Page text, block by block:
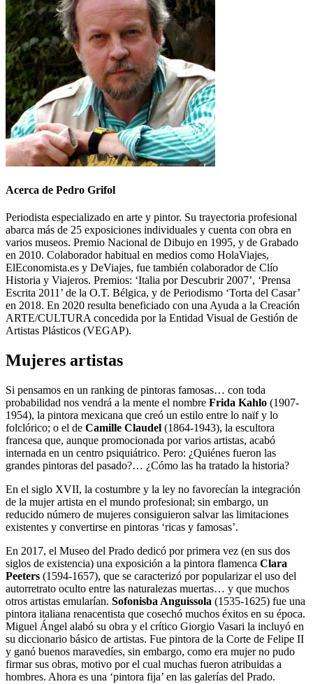
Acerca de Pedro Grifol
Periodista especializado en arte y pintor. Su trayectoria profesional
abarca más de 25 exposiciones individuales y cuenta con obra en
varios museos. Premio Nacional de Dibujo en 1995, y de Grabado
en 2010. Colaborador habitual en medios como HolaViajes,
ElEconomista.es y DeViajes, fue también colaborador de Clío
Historia y Viajeros. Premios: ‘Italia por Descubrir 2007’, ‘Prensa
Escrita 2011’ de la O.T. Bélgica, y de Periodismo ‘Torta del Casar’
en 2018. En 2020 resulta beneficiado con una Ayuda a la Creación
ARTE/CULTURA concedida por la Entidad Visual de Gestión de
Artistas Plásticos (VEGAP).
Mujeres artistas
Si pensamos en un ranking de pintoras famosas… con toda
probabilidad nos vendrá a la mente el nombre Frida Kahlo (1907-
1954), la pintora mexicana que creó un estilo entre lo naïf y lo
folclórico; o el de Camille Claudel (1864-1943), la escultora
francesa que, aunque promocionada por varios artistas, acabó
internada en un centro psiquiátrico. Pero: ¿Quiénes fueron las
grandes pintoras del pasado?… ¿Cómo las ha tratado la historia?
En el siglo XVII, la costumbre y la ley no favorecían la integración
de la mujer artista en el mundo profesional; sin embargo, un
reducido número de mujeres consiguieron salvar las limitaciones
existentes y convertirse en pintoras ‘ricas y famosas’.
En 2017, el Museo del Prado dedicó por primera vez (en sus dos
siglos de existencia) una exposición a la pintora flamenca Clara
Peeters (1594-1657), que se caracterizó por popularizar el uso del
autorretrato oculto entre las naturalezas muertas… y que muchos
otros artistas emularían. Sofonisba Anguissola (1535-1625) fue una
pintora italiana renacentista que cosechó muchos éxitos en su época.
Miguel Ángel alabó su obra y el crítico Giorgio Vasari la incluyó en
su diccionario básico de artistas. Fue pintora de la Corte de Felipe II
y ganó buenos maravedíes, sin embargo, como era mujer no pudo
firmar sus obras, motivo por el cual muchas fueron atribuidas a
hombres. Ahora es una ‘pintora fija’ en las galerías del Prado.